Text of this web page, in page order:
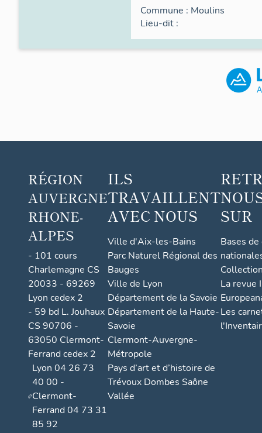
Commune : Moulins
Lieu-dit :
RÉGION
AUVERGNE
RHONE-
ALPES
- 101 cours
Charlemagne CS
20033 - 69269
Lyon cedex 2
- 59 bd L. Jouhaux
CS 90706 -
63050 Clermont-
Ferrand cedex 2
Lyon 04 26 73
40 00 -
Clermont-
Ferrand 04 73 31
85 92
ILS
TRAVAILLENT
AVEC NOUS
Ville d'Aix-les-Bains
Parc Naturel Régional des
Bauges
Ville de Lyon
Département de la Savoie
Département de la Haute-
Savoie
Clermont-Auvergne-
Métropole
Pays d’art et d’histoire de
Trévoux Dombes Saône
Vallée
SUR
Bases
La revue
Les